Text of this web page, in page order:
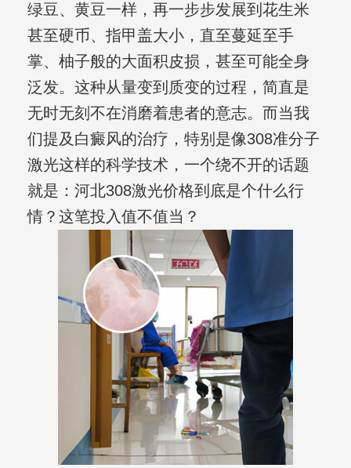
绿豆、黄豆一样，再一步步发展到花生米
甚至硬币、指甲盖大小，直至蔓延至手
掌、柚子般的大面积皮损，甚至可能全身
泛发。这种从量变到质变的过程，简直是
无时无刻不在消磨着患者的意志。而当我
们提及白癜风的治疗，特别是像308准分子
激光这样的科学技术，一个绕不开的话题
就是：河北308激光价格到底是个什么行
情？这笔投入值不值当？